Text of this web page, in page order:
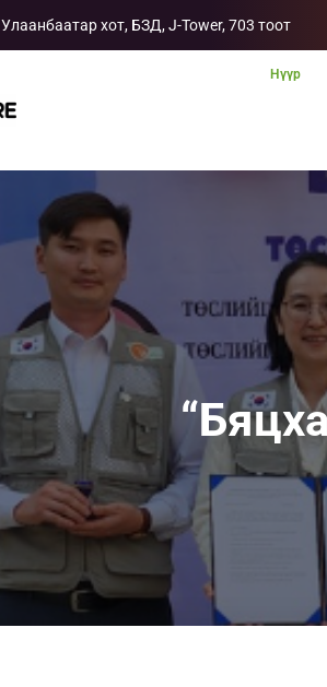
Улаанбаатар хот, БЗД, J-Tower, 703 тоот
Нүүр